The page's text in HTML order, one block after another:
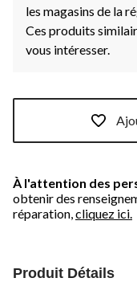
les magasins de la
Ces produits
vous intéresser.
À l'attention des
obtenir des
réparation, cliquez ici.
Produit Détails